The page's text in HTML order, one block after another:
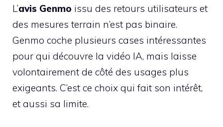
L’avis Genmo issu des retours utilisateurs et
des mesures terrain n’est pas binaire.
Genmo coche plusieurs cases intéressantes
pour qui découvre la vidéo IA, mais laisse
volontairement de côté des usages plus
exigeants. C’est ce choix qui fait son intérêt,
et aussi sa limite.